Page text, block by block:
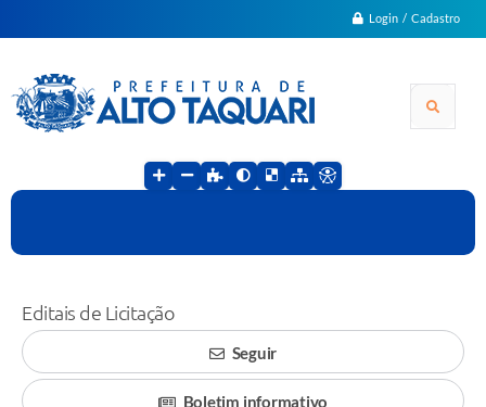
Login / Cadastro
Editais de Licitação
Seguir
Boletim informativo